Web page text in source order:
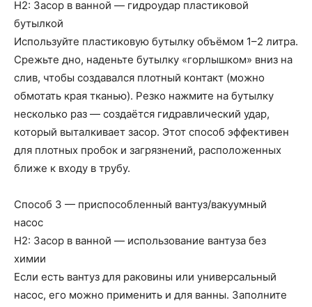
H2: Засор в ванной — гидроудар пластиковой
бутылкой
Используйте пластиковую бутылку объёмом 1–2 литра.
Срежьте дно, наденьте бутылку «горлышком» вниз на
слив, чтобы создавался плотный контакт (можно
обмотать края тканью). Резко нажмите на бутылку
несколько раз — создаётся гидравлический удар,
который выталкивает засор. Этот способ эффективен
для плотных пробок и загрязнений, расположенных
ближе к входу в трубу.
Способ 3 — приспособленный вантуз/вакуумный
насос
H2: Засор в ванной — использование вантуза без
химии
Если есть вантуз для раковины или универсальный
насос, его можно применить и для ванны. Заполните